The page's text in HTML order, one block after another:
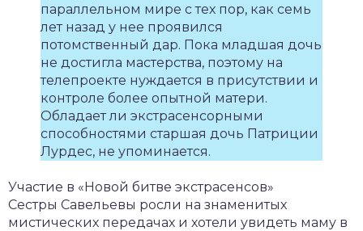
параллельном мире с тех пор, как семь
лет назад у нее проявился
потомственный дар. Пока младшая дочь
не достигла мастерства, поэтому на
телепроекте нуждается в присутствии и
контроле более опытной матери.
Обладает ли экстрасенсорными
способностями старшая дочь Патриции
Лурдес, не упоминается.
Участие в «Новой битве экстрасенсов»
Сестры Савельевы росли на знаменитых
мистических передачах и хотели увидеть маму в